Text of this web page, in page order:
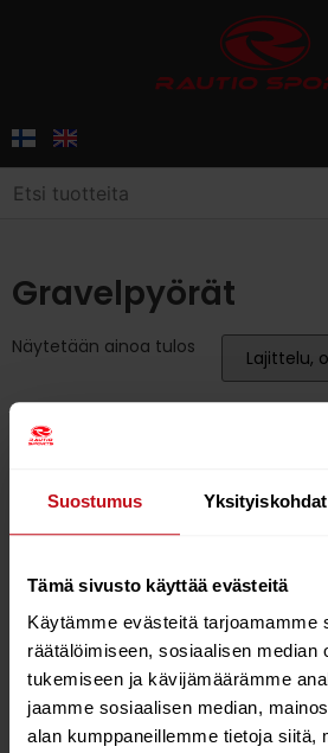
Suostumus Yksityiskohdat
Tämä sivusto käyttää evästeitä
Käytämme evästeitä tarjoamamme
räätälöimiseen, sosiaalisen median
tukemiseen ja kävijämäärämme
jaamme sosiaalisen median,
alan kumppaneillemme tietoja siitä,
Gravelpyörät
Näytetään ainoa tulos
MERIDA SILEX 500 M
SILK MOSS GREY/RIVER
€2,190.00€1,790.00